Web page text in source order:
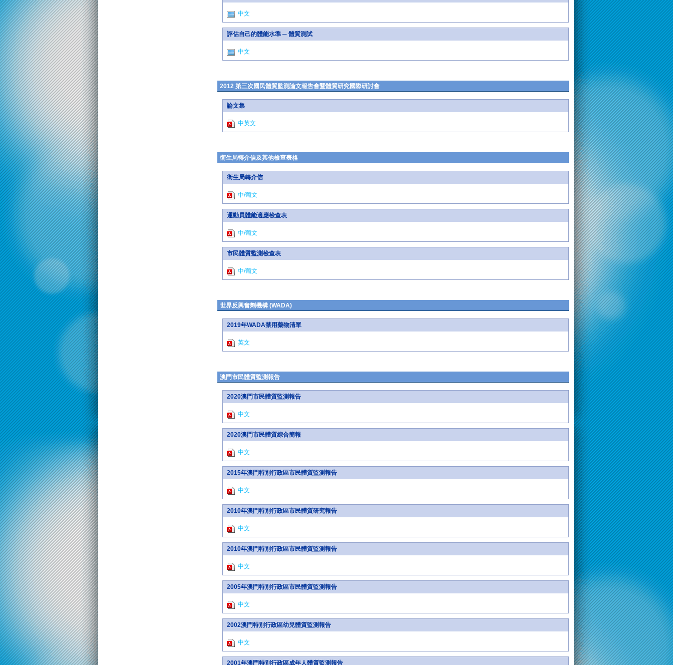
中文
評估自己的體能水準 ─ 體質測試
中文
2012 第三次國民體質監測論文報告會暨體質研究國際研討會
論文集
中英文
衛生局轉介信及其他檢查表格
衛生局轉介信
中/葡文
運動員體能適應檢查表
中/葡文
市民體質監測檢查表
中/葡文
世界反興奮劑機構 (WADA)
2019年WADA禁用藥物清單
英文
澳門市民體質監測報告
2020澳門市民體質監測報告
中文
2020澳門市民體質綜合簡報
中文
2015年澳門特別行政區市民體質監測報告
中文
2010年澳門特別行政區市民體質研究報告
中文
2010年澳門特別行政區市民體質監測報告
中文
2005年澳門特別行政區市民體質監測報告
中文
2002澳門特別行政區幼兒體質監測報告
中文
2001年澳門特別行政區成年人體質監測報告